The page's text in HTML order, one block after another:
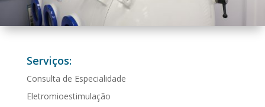
Serviços:
Consulta de Especialidade
Eletromioestimulação